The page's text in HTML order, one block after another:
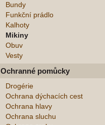
Bundy
Funkční prádlo
Kalhoty
Mikiny
Obuv
Vesty
Ochranné pomůcky
Drogérie
Ochrana dýchacích cest
Ochrana hlavy
Ochrana sluchu